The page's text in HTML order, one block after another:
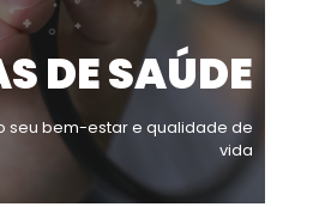
DE SAÚDE
seu bem-estar e qualidade de
vida